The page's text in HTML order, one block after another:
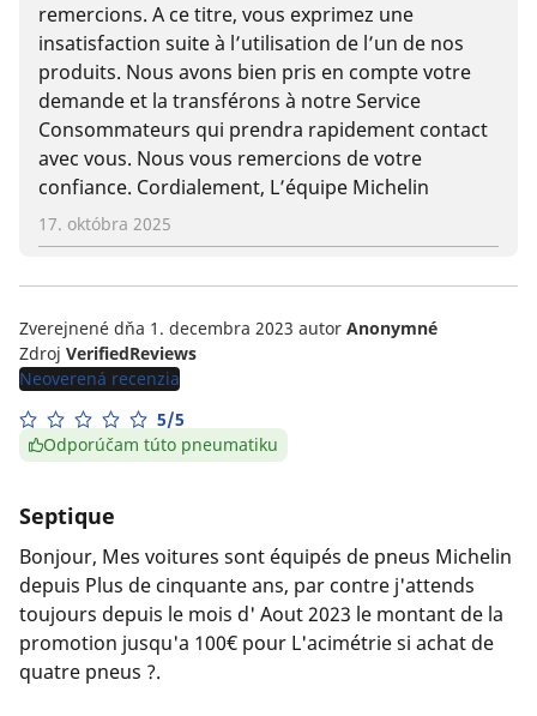
remercions. A ce titre, vous exprimez une
insatisfaction suite à l’utilisation de l’un de nos
produits. Nous avons bien pris en compte votre
demande et la transférons à notre Service
Consommateurs qui prendra rapidement contact
avec vous. Nous vous remercions de votre
confiance. Cordialement, L’équipe Michelin
17. októbra 2025
Zverejnené dňa 1. decembra 2023 autor Anonymné
Zdroj VerifiedReviews
Neoverená recenzia
5/5
Odporúčam túto pneumatiku
Septique
Bonjour, Mes voitures sont équipés de pneus Michelin
depuis Plus de cinquante ans, par contre j'attends
toujours depuis le mois d' Aout 2023 le montant de la
promotion jusqu'a 100€ pour L'acimétrie si achat de
quatre pneus ?.